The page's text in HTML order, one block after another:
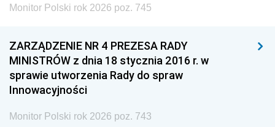
Monitor Polski rok 2026 poz. 745
ZARZĄDZENIE NR 4 PREZESA RADY
MINISTRÓW z dnia 18 stycznia 2016 r. w
sprawie utworzenia Rady do spraw
Innowacyjności
Monitor Polski rok 2026 poz. 743